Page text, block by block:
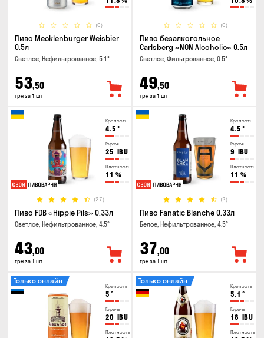
(0)
Пиво Mecklenburger Weisbier
0.5л
Светлое, Нефильтрованное, 5.1°
53,50
грн за 1 шт
(0)
Пиво безалкогольное
Carlsberg «NON Alcoholic» 0.5л
Светлое, Фильтрованное, 0.5°
49,50
грн за 1 шт
Крепость
4.5 °
Горечь
25 IBU
Плотность
11 %
(27)
Пиво FDB «Hippie Pils» 0.33л
Светлое, Нефильтрованное, 4.5°
43,00
грн за 1 шт
Крепость
4.5 °
Горечь
9 IBU
Плотность
11 %
(2)
Пиво Fanatic Blanche 0.33л
Белое, Нефильтрованное, 4.5°
37,00
грн за 1 шт
Крепость
5 °
Горечь
20 IBU
Плотность
Только онлайн
Крепость
5.1 °
Горечь
18 IBU
Плотность
Только онлайн